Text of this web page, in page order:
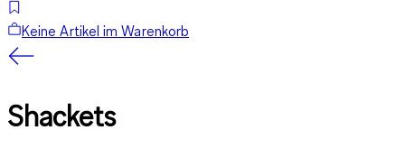
Keine Artikel im Warenkorb
Shackets